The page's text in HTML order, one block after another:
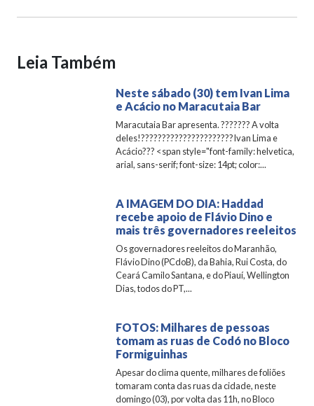
Leia Também
Neste sábado (30) tem Ivan Lima
e Acácio no Maracutaia Bar
Maracutaia Bar apresenta. ??????? A volta
deles!??????????????????????Ivan Lima e
Acácio??? <span style="font-family: helvetica,
arial, sans-serif; font-size: 14pt; color:...
A IMAGEM DO DIA: Haddad
recebe apoio de Flávio Dino e
mais três governadores reeleitos
Os governadores reeleitos do Maranhão,
Flávio Dino (PCdoB), da Bahia, Rui Costa, do
Ceará Camilo Santana, e do Piauí, Wellington
Dias, todos do PT,...
FOTOS: Milhares de pessoas
tomam as ruas de Codó no Bloco
Formiguinhas
Apesar do clima quente, milhares de foliões
tomaram conta das ruas da cidade, neste
domingo (03), por volta das 11h, no Bloco